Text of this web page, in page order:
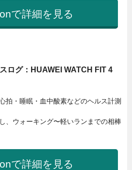
で詳細を見る
ログ：HUAWEI WATCH FIT 4
拍・睡眠・血中酸素などのヘルス計測
、ウォーキング〜軽いランまでの相棒
で詳細を見る